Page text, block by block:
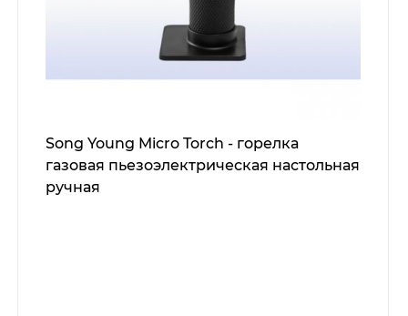
Song Young Micro Torch - горелка
газовая пьезоэлектрическая настольная
ручная